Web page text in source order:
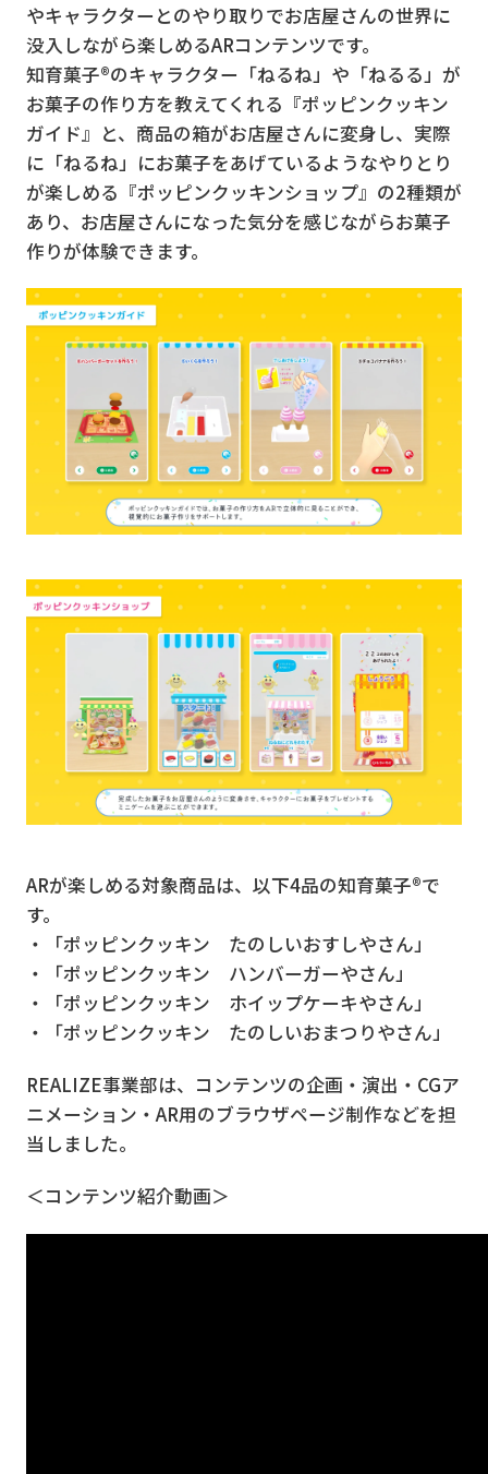
やキャラクターとのやり取りでお店屋さんの世界に
没入しながら楽しめるARコンテンツです。
知育菓子®のキャラクター「ねるね」や「ねるる」が
お菓子の作り方を教えてくれる『ポッピンクッキン
ガイド』と、商品の箱がお店屋さんに変身し、実際
に「ねるね」にお菓子をあげているようなやりとり
が楽しめる『ポッピンクッキンショップ』の2種類が
あり、お店屋さんになった気分を感じながらお菓子
作りが体験できます。
ARが楽しめる対象商品は、以下4品の知育菓子®で
す。
・「ポッピンクッキン たのしいおすしやさん」
・「ポッピンクッキン ハンバーガーやさん」
・「ポッピンクッキン ホイップケーキやさん」
・「ポッピンクッキン たのしいおまつりやさん」
REALIZE事業部は、コンテンツの企画・演出・CGア
ニメーション・AR用のブラウザページ制作などを担
当しました。
＜コンテンツ紹介動画＞